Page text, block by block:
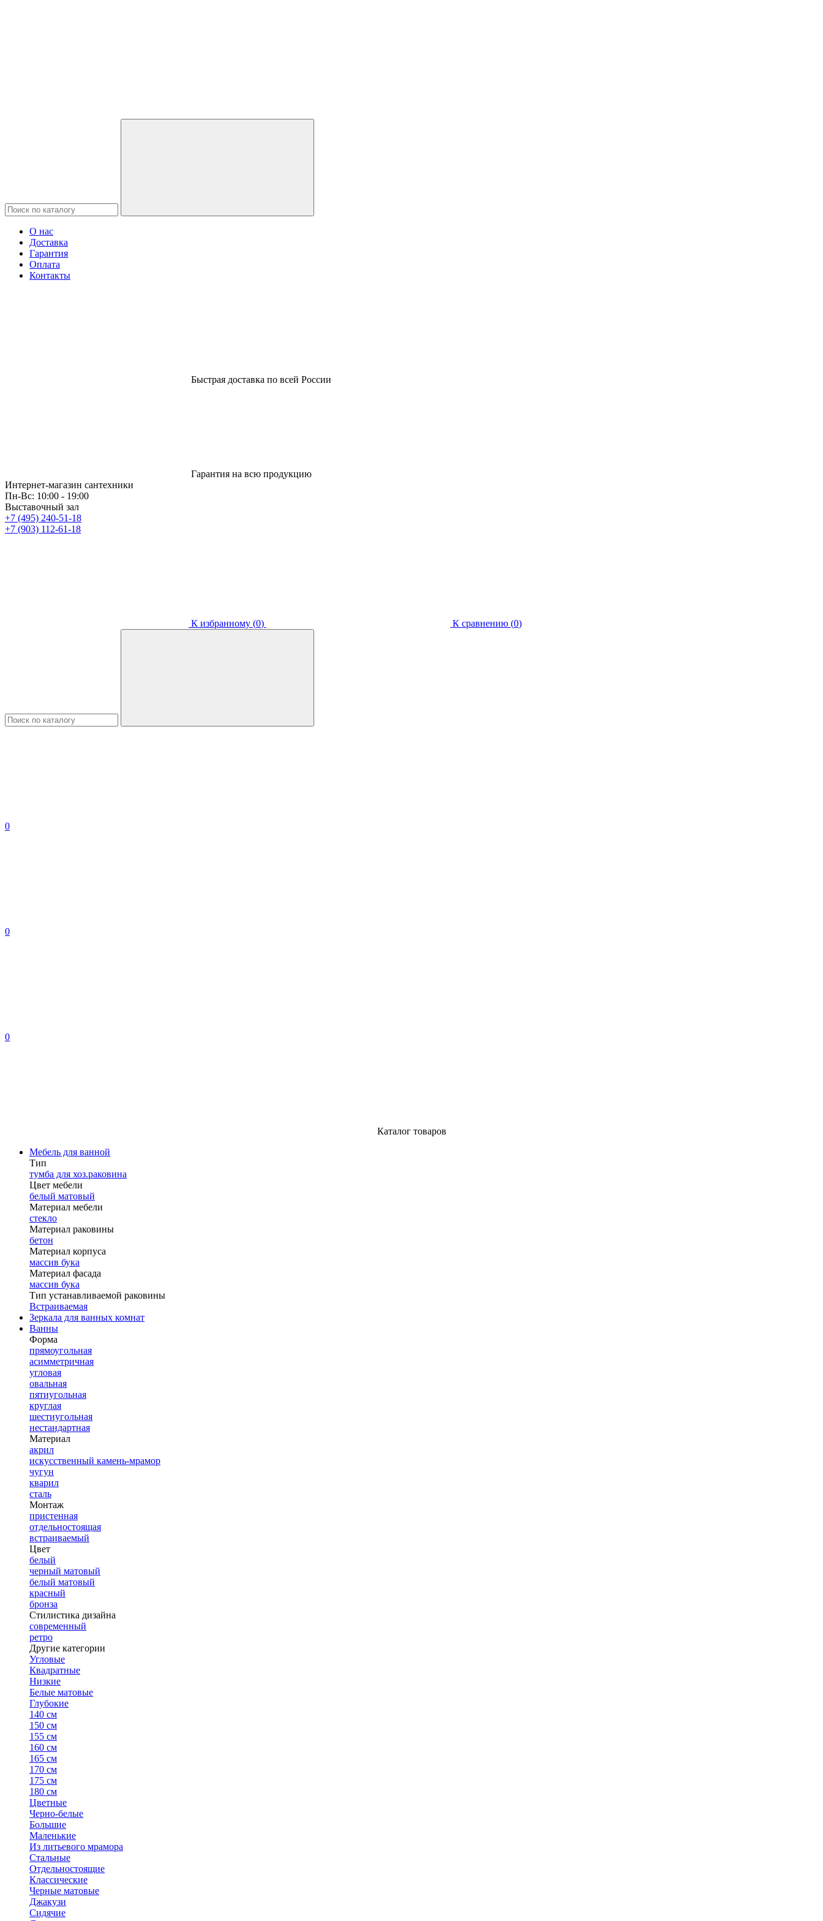
О нас
Доставка
Гарантия
Оплата
Контакты
Быстрая доставка по всей России
Гарантия на всю продукцию
Интернет-магазин сантехники
Пн-Вс: 10:00 - 19:00
Выставочный зал
+7 (495) 240-51-18
+7 (903) 112-61-18
К избранному (0) К сравнению (0)
0
0
0
Каталог товаров
Мебель для ванной
Тип
тумба для хоз.раковина
Цвет мебели
белый матовый
Материал мебели
стекло
Материал раковины
бетон
Материал корпуса
массив бука
Материал фасада
массив бука
Тип устанавливаемой раковины
Встраиваемая
Зеркала для ванных комнат
Ванны
Форма
прямоугольная
асимметричная
угловая
овальная
пятиугольная
круглая
шестиугольная
нестандартная
Материал
акрил
искусственный камень-мрамор
чугун
кварил
сталь
Монтаж
пристенная
отдельностоящая
встраиваемый
Цвет
белый
черный матовый
белый матовый
красный
бронза
Стилистика дизайна
современный
ретро
Другие категории
Угловые
Квадратные
Низкие
Белые матовые
Глубокие
140 см
150 см
155 см
160 см
165 см
170 см
175 см
180 см
Цветные
Черно-белые
Большие
Маленькие
Из литьевого мрамора
Стальные
Отдельностоящие
Классические
Черные матовые
Джакузи
Сидячие